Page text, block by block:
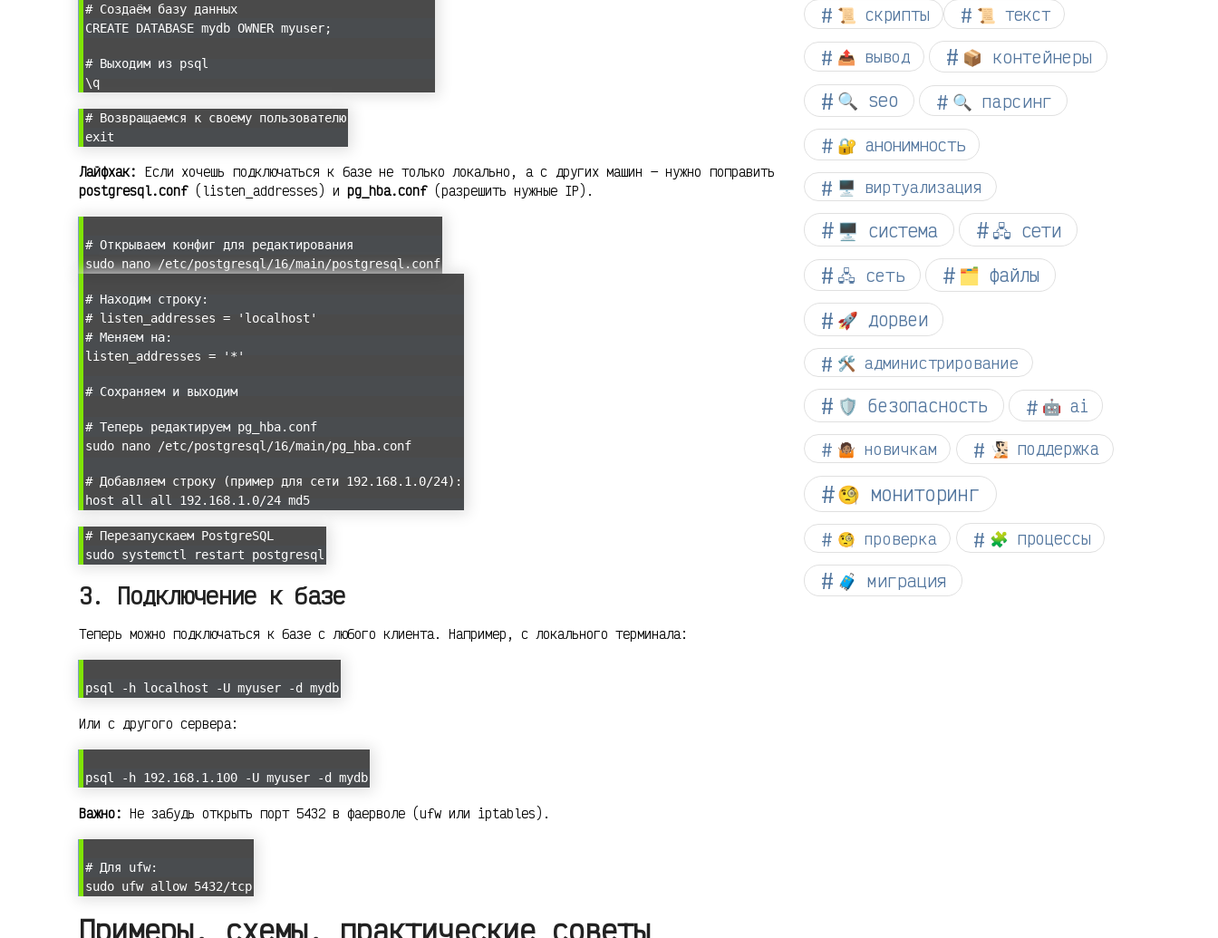
# Создаём базу данных
CREATE DATABASE mydb OWNER myuser;
# Выходим из psql
\q
# Возвращаемся к своему пользователю
exit
Лайфхак: Если хочешь подключаться к базе не только локально, а с других машин — нужно поправить
postgresql.conf(listen_addresses) и pg_hba.conf(разрешить нужные IP).
# Открываем конфиг для редактирования
sudo nano /etc/postgresql/16/main/postgresql.conf
# Находим строку:
# listen_addresses = 'localhost'
# Меняем на:
listen_addresses = '*'
# Сохраняем и выходим
# Теперь редактируем pg_hba.conf
sudo nano /etc/postgresql/16/main/pg_hba.conf
# Добавляем строку (пример для сети 192.168.1.0/24):
host all all 192.168.1.0/24 md5
# Перезапускаем PostgreSQL
sudo systemctl restart postgresql
3. Подключение к базе
Теперь можно подключаться к базе с любого клиента. Например, с локального терминала:
psql -h localhost -U myuser -d mydb
Или с другого сервера:
psql -h 192.168.1.100 -U myuser -d mydb
Важно: Не забудь открыть порт 5432 в фаерволе (ufw или iptables).
# Для ufw:
sudo ufw allow 5432/tcp
Примеры, схемы, практические советы
📜 скрипты 📜 текст
📤 вывод 📦 контейнеры
🔍 seo 🔍 парсинг
🔐 анонимность
🖥️ виртуализация
🖥️ система 🖧 сети
🖧 сеть 🗂️ файлы
🚀 дорвеи
🛠️ администрирование
🛡️ безопасность 🤖 ai
🤷🏽 новичкам 🧏🏻 поддержка
🧐 мониторинг
🧐 проверка 🧩 процессы
🧳 миграция